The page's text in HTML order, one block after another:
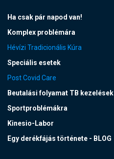
Ha csak pár napod van!
Komplex problémára
Hévízi Tradicionális Kúra
Speciális esetek
Post Covid Care
Beutalási folyamat TB kezelések
Sportproblémákra
Kinesio-Labor
Egy derékfájás története - BLOG